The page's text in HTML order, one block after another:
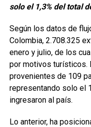
solo el 1,3% del total
Según los datos de
Colombia, 2.708.325
enero y julio, de los
por motivos turísticos.
provenientes de 109
representando solo el
ingresaron al país.
Lo anterior, ha